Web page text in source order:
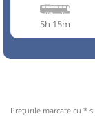
5h 15m
Apetrans
Prețurile marcate cu *